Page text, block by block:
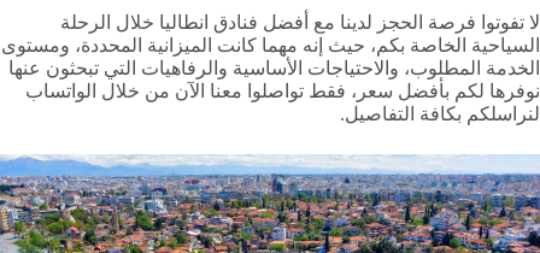
لا تفوتوا فرصة الحجز لدينا مع أفضل فنادق انطاليا خلال الرحلة
السياحية الخاصة بكم، حيث إنه مهما كانت الميزانية المحددة، ومستوى
الخدمة المطلوب، والاحتياجات الأساسية والرفاهيات التي تبحثون عنها
نوفرها لكم بأفضل سعر، فقط تواصلوا معنا الآن من خلال الواتساب
لنراسلكم بكافة التفاصيل.